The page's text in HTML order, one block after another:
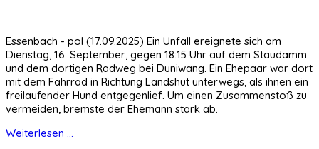
Essenbach - pol (17.09.2025) Ein Unfall ereignete sich am
Dienstag, 16. September, gegen 18:15 Uhr auf dem Staudamm
und dem dortigen Radweg bei Duniwang. Ein Ehepaar war dort
mit dem Fahrrad in Richtung Landshut unterwegs, als ihnen ein
freilaufender Hund entgegenlief. Um einen Zusammenstoß zu
vermeiden, bremste der Ehemann stark ab.
Weiterlesen ...